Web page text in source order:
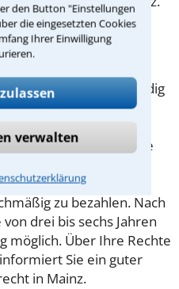
den Button "Einstellungen
die eingesetzten Cookies
Ihrer Einwilligung
verwalten
die nicht selbstständig
vorheriger
den Gläubigern eine
über Ihr
Treuhänder, der
zu bezahlen. Nach
drei bis sechs Jahren
möglich. Über Ihre Rechte
Sie ein guter
in Mainz.